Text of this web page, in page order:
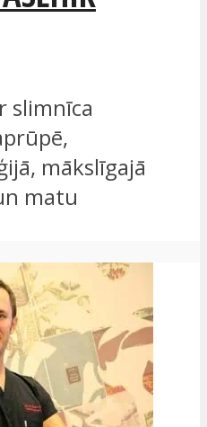
slimnīca
mākslīgajā
matu